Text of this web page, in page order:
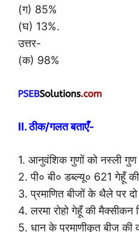
(ग) 85%
(घ) 13%.
उत्तर-
(क) 98%
II. ठीक/गलत बताएँ-
1. आनुवंशिक गुणों को नस्ली गुण
2. पी० बी० डब्ल्यू० 621 गेहूँ
3. प्रमाणित बीजों के थैले पर
4. लरमा रोहो गेहूँ की मैक्सीकन
5. धान के प्रमाणीकृत बीज